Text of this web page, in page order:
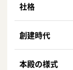
社格
創建時代
本殿の様式